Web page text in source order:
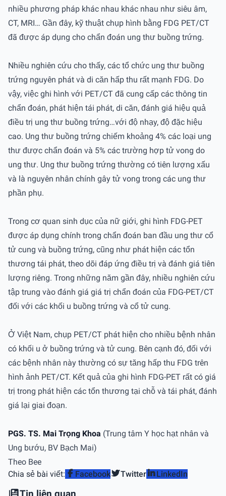
nhiều phương pháp khác nhau khác nhau như siêu âm,
CT, MRI… Gần đây, kỹ thuật chụp hình bằng FDG PET/CT
đã được áp dụng cho chẩn đoán ung thư buồng trứng.
Nhiều nghiên cứu cho thấy, các tổ chức ung thư buồng
trứng nguyên phát và di căn hấp thu rất mạnh FDG. Do
vậy, việc ghi hình với PET/CT đã cung cấp các thông tin
chẩn đoán, phát hiện tái phát, di căn, đánh giá hiệu quả
điều trị ung thư buồng trứng…với độ nhạy, độ đặc hiệu
cao. Ung thư buồng trứng chiếm khoảng 4% các loại ung
thư được chẩn đoán và 5% các trường hợp tử vong do
ung thư. Ung thư buồng trứng thường có tiên lượng xấu
và là nguyên nhân chính gây tử vong trong các ung thư
phần phụ.
Trong cơ quan sinh dục của nữ giới, ghi hình FDG-PET
được áp dụng chính trong chẩn đoán ban đầu ung thư cổ
tử cung và buồng trứng, cũng như phát hiện các tổn
thương tái phát, theo dõi đáp ứng điều trị và đánh giá tiên
lượng riêng. Trong những năm gần đây, nhiều nghiên cứu
tập trung vào đánh giá giá trị chẩn đoán của FDG-PET/CT
đối với các khối u buồng trứng và cổ tử cung.
Ở Việt Nam, chụp PET/CT phát hiện cho nhiều bệnh nhân
có khối u ở buồng trứng và tử cung. Bên cạnh đó, đối với
các bệnh nhân này thường có sự tăng hấp thu FDG trên
hình ảnh PET/CT. Kết quả của ghi hình FDG-PET rất có giá
trị trong phát hiện các tổn thương tại chỗ và tái phát, đánh
giá lại giai đoạn.
PGS. TS. Mai Trọng Khoa (Trung tâm Y học hạt nhân và
Ung bướu, BV Bạch Mai)
Theo Bee
Chia sẻ bài viết:
Facebook Twitter LinkedIn
Tin liên quan